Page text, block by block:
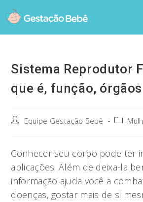
to
content
Sistema Reprodutor
que é, função,
PostEquipe Gestação Bebê
Post
Conhecer seu corpo pode ter
aplicações. Além de deixa-la
informação ajuda você a
doenças, gostar mais de si